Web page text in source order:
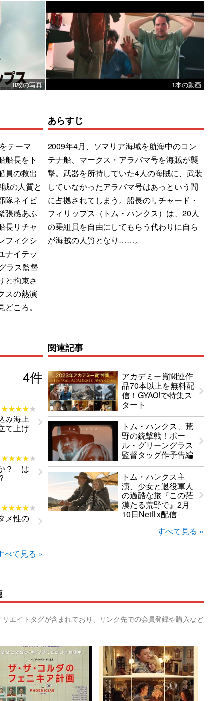
8枚の写真 1本の動画
テーマ
船長をト
員の救出
の人質と
隊ネイビ
張感あふ
長リチャ
フィクシ
ナイテッ
ラス監督
と拘束さ
スの熱演
ころ。
あらすじ
2009年4月、ソマリア海域を航海中のコン
テナ船、マークス・アラバマ号を海賊が襲
撃。武器を所持していた4人の海賊に、武装
していなかったアラバマ号はあっという間
に占拠されてしまう。船長のリチャード・
フィリップス（トム・ハンクス）は、20人
の乗組員を自由にしてもらう代わりに自ら
が海賊の人質となり……。
4件
★★★★★
★★★★★
み海上
て上げ
★★★★★
★★★★★
？ は
★★★★★
★★★★★
メ性の
べて見る »
関連記事
アカデミー賞関連作
品70本以上を無料配
信！GYAO!で特集ス
タート
トム・ハンクス、荒
野の銃撃戦！ポー
ル・グリーングラス
監督タッグ作予告編
トム・ハンクス主
演、少女と退役軍人
の過酷な旅『この茫
漠たる荒野で』2月
10日Netflix配信
すべて見る »
エイトタグが含まれており、リンク先での会員登録や購入など